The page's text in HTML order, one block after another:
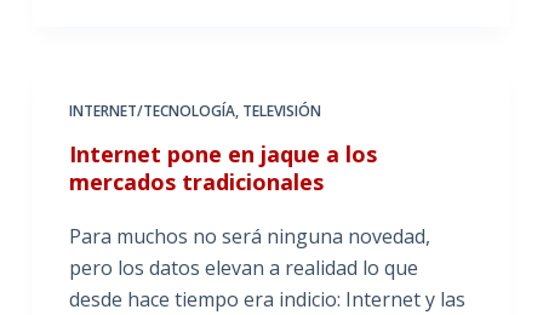
INTERNET/TECNOLOGÍA, TELEVISIÓN
Internet pone en jaque a los
mercados tradicionales
Para muchos no será ninguna novedad,
pero los datos elevan a realidad lo que
desde hace tiempo era indicio: Internet y las